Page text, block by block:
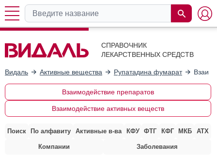
СПРАВОЧНИК
ЛЕКАРСТВЕННЫХ СРЕДСТВ
Видаль Активные вещества Рупатадина фумарат
Взаимодействие препаратов
Взаимодействие активных веществ
Поиск По алфавиту Активные в-ва КФУ ФТГ КФГ МКБ АТХ
Компании Заболевания